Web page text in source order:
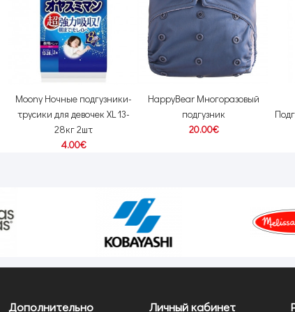
Moony Ночные подгузники-
трусики для девочек XL 13-
28кг 2шт
4.00€
HappyBear Многоразовый
подгузник
20.00€
Дополнительно Личный кабинет